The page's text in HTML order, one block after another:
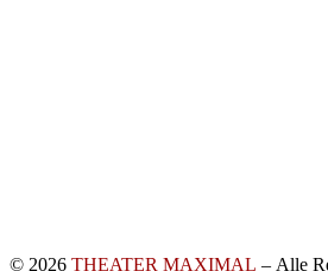
© 2026 THEATER MAXIMAL – Alle